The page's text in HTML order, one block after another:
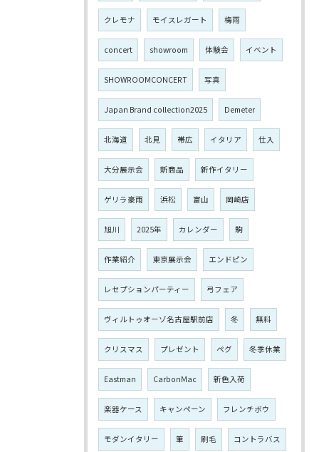
クレモナ モイスレガート 梅雨
concert showroom 体験会 イベント
SHOWROOMCONCERT 写真
Japan Brand collection2025 Demeter
北海道 北見 帯広 イタリア 仕入
大分展示会 新商品 新作イタリー
ゲリラ豪雨 浜松 富山 岡崎店
旭川 2025年 カレンダー 駒
作業紹介 東京展示会 エンドピン
レセプションパーティー 弓フェア
ヴィルトゥオーゾ名古屋駅前店 冬 無料
クリスマス プレゼント ペグ 冬季休業
Eastman CarbonMac 新色入荷
楽器ケース キャンペーン フレンチボウ
モダンイタリー 筆 刷毛 コントラバス